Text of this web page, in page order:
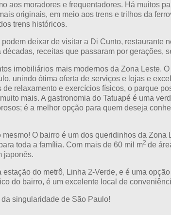
aos moradores e frequentadores. Há muitos
originais, em meio aos trens e trilhos da
trens históricos.
deixar de visitar a Di Cunto, restaurante
receitas que passaram por gerações,
imobiliários mais modernos da Zona Leste.
unindo ótima oferta de serviços e lojas e
relaxamento e exercícios físicos, o parque
mais. A gastronomia do Tatuapé é uma
é a melhor opção para quem deseja
O bairro é um dos queridinhos da
toda a família. Com mais de 60 mil m2 de
japonês.
do metrô, Linha 2-Verde, e é uma
do bairro, é um excelente local de
singularidade de São Paulo!